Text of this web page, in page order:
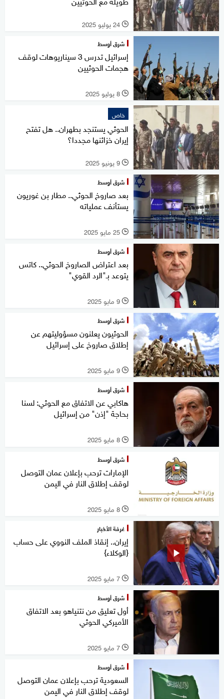
l 24 يوليو 2025
شرق أوسط
إسرائيل تدرس 3 سيناريوهات لوقف
هجمات الحوثيين
l 8 يوليو 2025
خاص
الحوثي يستنجد بطهران.. هل تفتح
إيران خزائنها مجددا؟
l 9 يونيو 2025
شرق أوسط
بعد صاروخ الحوثي.. مطار بن غوريون
يستأنف عملياته
l 25 مايو 2025
شرق أوسط
بعد اعتراض الصاروخ الحوثي.. كاتس
يتوعد بـ"الرد القوي"
l 9 مايو 2025
شرق أوسط
الحوثيون يعلنون مسؤوليتهم عن
إطلاق صاروخ على إسرائيل
l 9 مايو 2025
شرق أوسط
هاكابي عن الاتفاق مع الحوثي: لسنا
بحاجة "إذن" من إسرائيل
l 8 مايو 2025
شرق أوسط
الإمارات ترحب بإعلان عمان التوصل
لوقف إطلاق النار في اليمن
l 8 مايو 2025
غرفة الأخبار
إيران.. إنقاذ الملف النووي على حساب
{الوكلاء}
l 7 مايو 2025
شرق أوسط
أول تعليق من نتنياهو بعد الاتفاق
الأميركي الحوثي
l 7 مايو 2025
شرق أوسط
السعودية ترحب بإعلان عمان التوصل
لوقف إطلاق النار في اليمن